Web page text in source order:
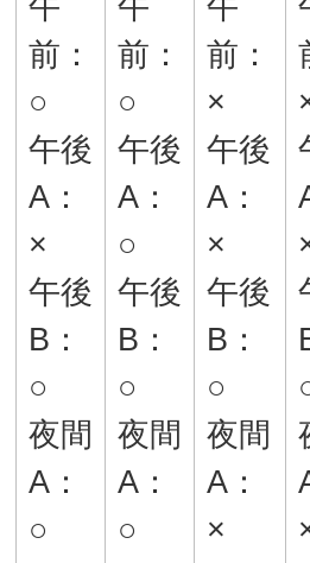
前：
○
午後
A：
×
午後
B：
○
夜間
A：
○
前：
○
午後
A：
○
午後
B：
○
夜間
A：
○
前：
×
午後
A：
×
午後
B：
○
夜間
A：
×